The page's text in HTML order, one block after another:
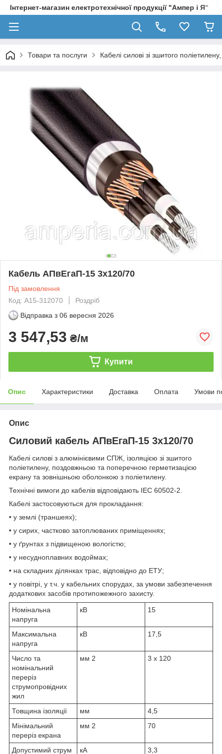
Інтернет-магазин електротехнічної продукції "Ампер і Я"
Товари та послуги Кабелі силові зі зшитого
Кабель АПвЕгаП‑15 3х120/70
Під замовлення
Код: А15-312070
Роздріб
Відправка з 06 вересня 2026
3 547,53 ₴/м
Купити
Опис Характеристики Доставка Оплата Умови
Опис
Силовий кабель АПвЕгаП-15 3х120/70
Кабелі силові з алюмінієвими СПЖ, ізоляцією зі зшитого
поліетилену, поздовжньою та поперечною герметизацією
екрану та зовнішньою оболонкою з поліетилену.
Технічні вимоги до кабелів відповідають IEC 60502-2.
Кабелі застосовуються для прокладання:
• у землі (траншеях);
• у сирих, частково затоплюваних приміщеннях;
• у ґрунтах з підвищеною вологістю;
• у несудноплавних водоймах;
• на складних ділянках трас, відповідно до ЕТУ;
• у повітрі, у т.ч. у кабельних спорудах, за умови забезпечення
додаткових засобів протипожежного захисту.
Номінальна
напруга
кВ 15
Максимальна
напруга
кВ 17,5
Число та
номінальний
переріз
струмопровідних
жил
мм 2 3 x 120
Товщина ізоляції мм
4,5
Мінімальний
переріз екрана
мм 2 70
Допустимий струм
кА 3,3